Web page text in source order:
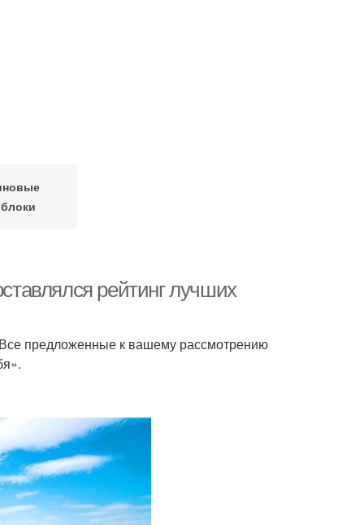
рейтинг лучших
предложенные к вашему рассмотрению